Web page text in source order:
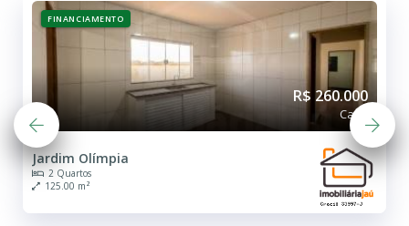
FINANCIAMENTO
R$ 260.000
Casa
Jardim Olímpia
2 Quartos
125.00 m²